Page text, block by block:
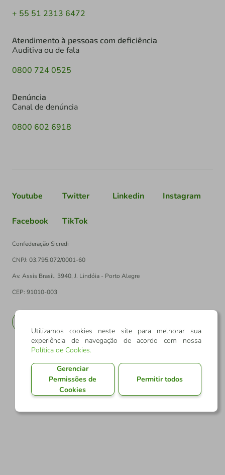
+ 55 51 2313 6472
Atendimento à pessoas com deficiência
Auditiva ou de fala
0800 724 0525
Denúncia
Canal de denúncia
0800 602 6918
Youtube Twitter Linkedin Instagram
Facebook TikTok
Confederação Sicredi
CNPJ: 03.795.072/0001-60
Av. Assis Brasil, 3940, J. Lindóia - Porto Alegre
CEP: 91010-003
Utilizamos cookies neste site para melhorar sua
experiência de navegação de acordo com nossa
Política de Cookies.
Gerenciar
Permissões de
Cookies
Permitir todos